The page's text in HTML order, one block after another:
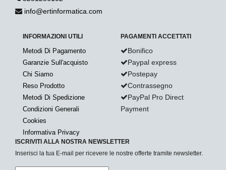
info@ertinformatica.com
INFORMAZIONI UTILI
Metodi Di Pagamento
Garanzie Sull'acquisto
Chi Siamo
Reso Prodotto
Metodi Di Spedizione
Condizioni Generali
Cookies
Informativa Privacy
PAGAMENTI ACCETTATI
Bonifico
Paypal express
Postepay
Contrassegno
PayPal Pro Direct
Payment
ISCRIVITI ALLA NOSTRA NEWSLETTER
Inserisci la tua E-mail per ricevere le nostre offerte tramite newsletter.